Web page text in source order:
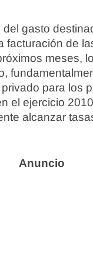
gasto
facturación de
meses,
para los
el ejercicio
alcanzar